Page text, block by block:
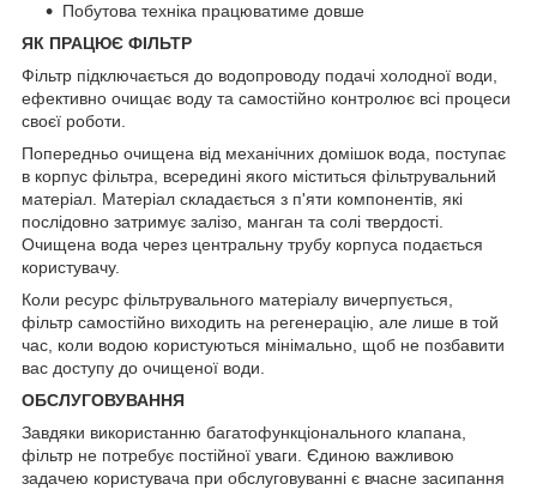
Побутова техніка працюватиме довше
ЯК ПРАЦЮЄ ФІЛЬТР
Фільтр підключається до водопроводу подачі холодної води,
ефективно очищає воду та самостійно контролює всі процеси
своєї роботи.
Попередньо очищена від механічних домішок вода, поступає
в корпус фільтра, всередині якого міститься фільтрувальний
матеріал. Матеріал складається з п'яти компонентів, які
послідовно затримує залізо, манган та солі твердості.
Очищена вода через центральну трубу корпуса подається
користувачу.
Коли ресурс фільтрувального матеріалу вичерпується,
фільтр самостійно виходить на регенерацію, але лише в той
час, коли водою користуються мінімально, щоб не позбавити
вас доступу до очищеної води.
ОБСЛУГОВУВАННЯ
Завдяки використанню багатофункціонального клапана,
фільтр не потребує постійної уваги. Єдиною важливою
задачею користувача при обслуговуванні є вчасне засипання